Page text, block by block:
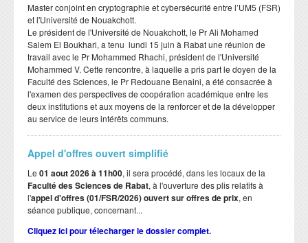
Master conjoint en cryptographie et cybersécurité entre l’UM5 (FSR)
et l'Université de Nouakchott.
Le président de l'Université de Nouakchott, le Pr Ali Mohamed
Salem El Boukhari, a tenu lundi 15 juin à Rabat une réunion de
travail avec le Pr Mohammed Rhachi, président de l'Université
Mohammed V. Cette rencontre, à laquelle a pris part le doyen de la
Faculté des Sciences, le Pr Redouane Benaini, a été consacrée à
l'examen des perspectives de coopération académique entre les
deux institutions et aux moyens de la renforcer et de la développer
au service de leurs intérêts communs.
Appel d'offres ouvert simplifié
Le 01 aout 2026 à 11h00, il sera procédé, dans les locaux de la
Faculté des Sciences de Rabat, à l'ouverture des plis relatifs à
l'appel d'offres (01/FSR/2026) ouvert sur offres de prix, en
séance publique, concernant...
Cliquez ici pour télecharger le dossier complet.